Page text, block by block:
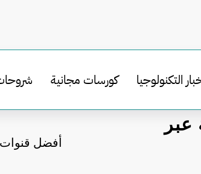
التكنولوجيا كورسات مجانية
عبر
أفضل قنوات